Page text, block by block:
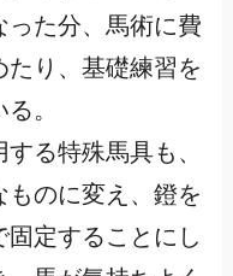
った分、馬術に費
り、基礎練習を
。
る特殊馬具も、
のに変え、鐙を
定することにし